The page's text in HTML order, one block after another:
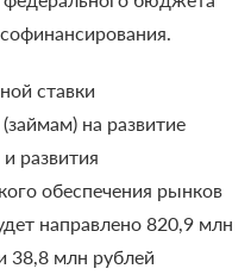
ставки
на развитие
развития
обеспечения рынков
направлено 820,9 млн
38,8 млн рублей